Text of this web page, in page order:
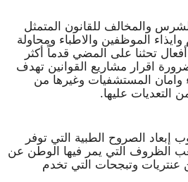
والمخالف للقانون المتمثل
وايذاء الموظفين والاطباء ومحاولة
تحثنا على المضي قدماً أكثر
اقرار مشاريع القوانين تهدف
وامان المستشفيات وغيرها من
التعديات عليها.
إبعاد الصروح الطبية التي توفر
الظروف التي يمر فيها الوطن عن
عنتريات وتبجحات التي تخدم